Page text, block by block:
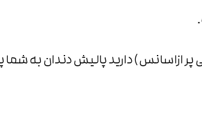
ازاسانس ) دارید پالیش دندان به